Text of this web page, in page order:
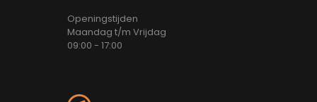
Openingstijden
Maandag t/m Vrijdag
09:00 - 17:00